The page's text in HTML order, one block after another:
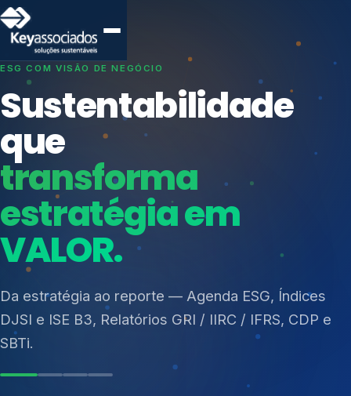
SISTEMAS DE GESTÃO OTIMIZADOS E INTEGRADOS
Conformidade que
protege seu
negócio.
Consultoria, auditoria e treinamentos em ISO 27001,
ISO 27701, ISO 42001, ISO 37001, ISO 9001, ISO
14001, ISO 45001, ONA e PNQ — Gestão de
resíduos sólidos (PGRS/PMGRS).
Índices de Mercado
Mudanças Climáticas
Reputação e Cadeia
Reporte Regulatório